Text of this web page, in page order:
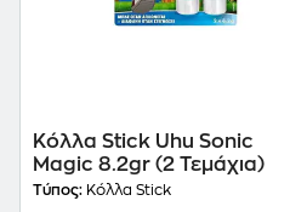
Κόλλα Stick Uhu Sonic
Magic 8.2gr (2 Τεμάχια)
Τύπος: Κόλλα Stick